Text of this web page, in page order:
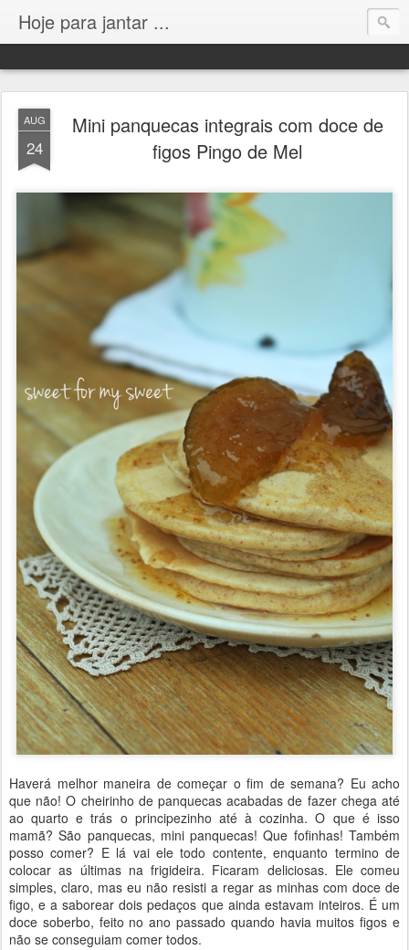
Hoje para jantar ...
AUG
24
Mini panquecas integrais com doce de
figos Pingo de Mel
Haverá melhor maneira de começar o fim de semana? Eu acho
que não! O cheirinho de panquecas acabadas de fazer chega até
ao quarto e trás o principezinho até à cozinha. O que é isso
mamã? São panquecas, mini panquecas! Que fofinhas! Também
posso comer? E lá vai ele todo contente, enquanto termino de
colocar as últimas na frigideira. Ficaram deliciosas. Ele comeu
simples, claro, mas eu não resisti a regar as minhas com doce de
figo, e a saborear dois pedaços que ainda estavam inteiros. É um
doce soberbo, feito no ano passado quando havia muitos figos e
não se conseguiam comer todos.